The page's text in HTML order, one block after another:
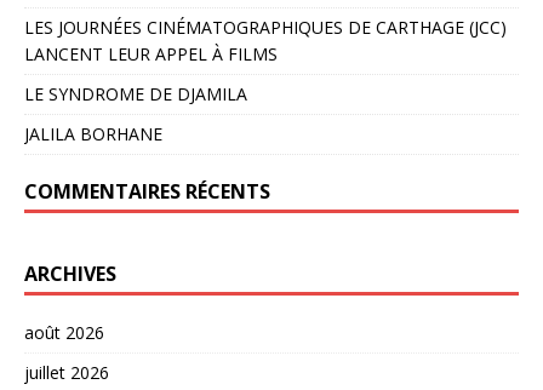
LES JOURNÉES CINÉMATOGRAPHIQUES DE CARTHAGE (JCC)
LANCENT LEUR APPEL À FILMS
LE SYNDROME DE DJAMILA
JALILA BORHANE
COMMENTAIRES RÉCENTS
ARCHIVES
août 2026
juillet 2026